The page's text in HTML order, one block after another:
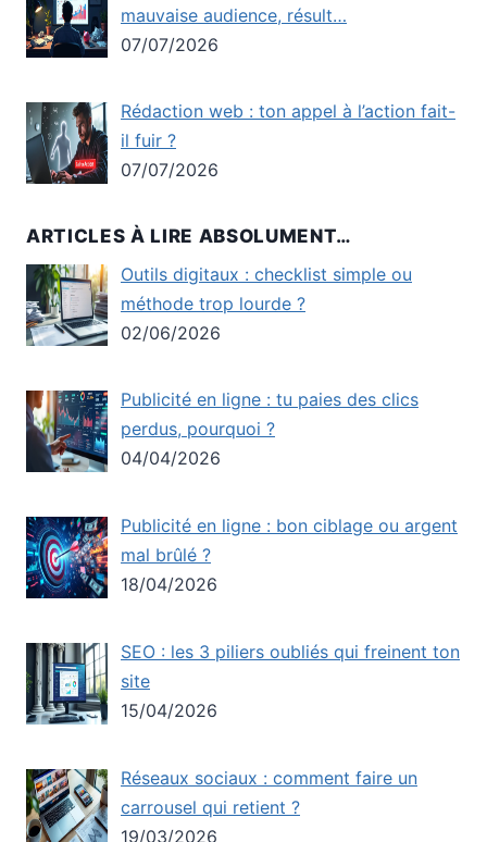
mauvaise audience, résult…
07/07/2026
Rédaction web : ton appel à l’action fait-
il fuir ?
07/07/2026
ARTICLES À LIRE ABSOLUMENT…
Outils digitaux : checklist simple ou
méthode trop lourde ?
02/06/2026
Publicité en ligne : tu paies des clics
perdus, pourquoi ?
04/04/2026
Publicité en ligne : bon ciblage ou argent
mal brûlé ?
18/04/2026
SEO : les 3 piliers oubliés qui freinent ton
site
15/04/2026
Réseaux sociaux : comment faire un
carrousel qui retient ?
19/03/2026